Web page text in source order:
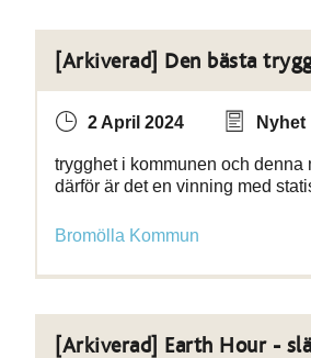
[Arkiverad] Den bästa
2 April 2024 Nyhet
trygghet i kommunen och denna
därför är det en vinning med
Bromölla Kommun
[Arkiverad] Earth Hour -